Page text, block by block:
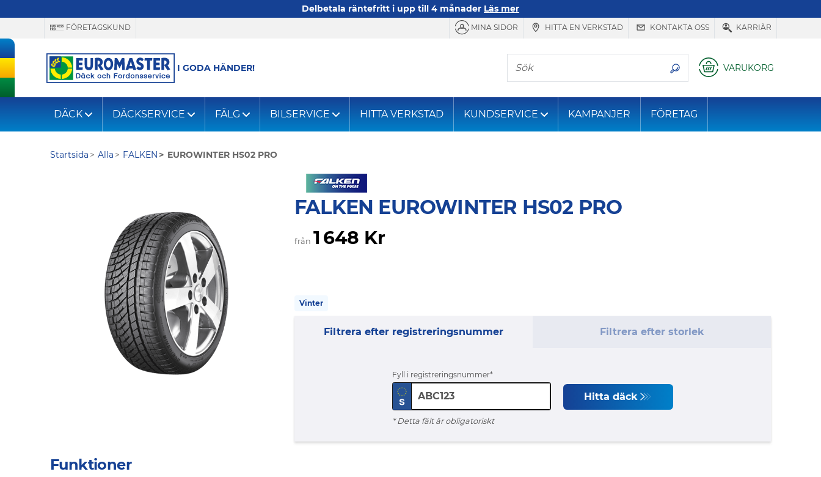
Delbetala räntefritt i upp till 4 månader Läs mer
FÖRETAGSKUND MINA SIDOR HITTA EN VERKSTAD KONTAKTA OSS KARRIÄR
I GODA HÄNDER!
Sök
VARUKORG
DÄCK DÄCKSERVICE FÄLG BILSERVICE HITTA VERKSTAD KUNDSERVICE KAMPANJER FÖRETAG
Startsida Alla FALKEN EUROWINTER HS02 PRO
FALKEN EUROWINTER HS02 PRO
från 1 648 Kr
Vinter
Filtrera efter registreringsnummer Filtrera efter storlek
Fyll i registreringsnummer
* Detta fält är obligatoriskt
Hitta däck
Funktioner